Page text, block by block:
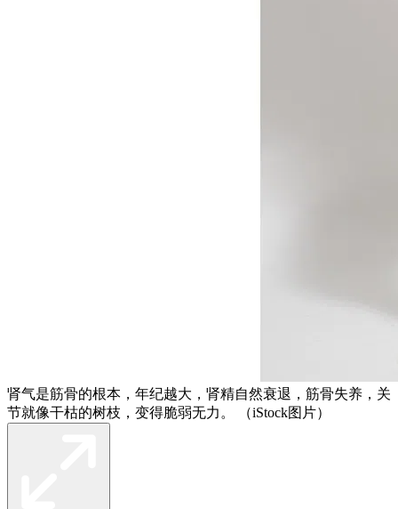
肾气是筋骨的根本，年纪越大，肾精自然衰退，筋骨失养，关
节就像干枯的树枝，变得脆弱无力。 （iStock图片）